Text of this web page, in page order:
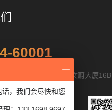
60001
市福田区福华路322号文蔚大厦16B
扫一扫添加客服
，我们会尽快和您